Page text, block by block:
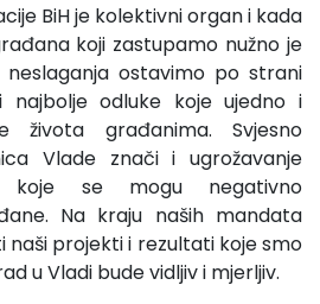
BiH je kolektivni organ i kada
koji zastupamo nužno je
ostavimo po strani
najbolje odluke koje ujedno i
života građanima. Svjesno
Vlade znači i ugrožavanje
koje se mogu negativno
Na kraju naših mandata
naši projekti i rezultati koje smo
u Vladi bude vidljiv i mjerljiv.